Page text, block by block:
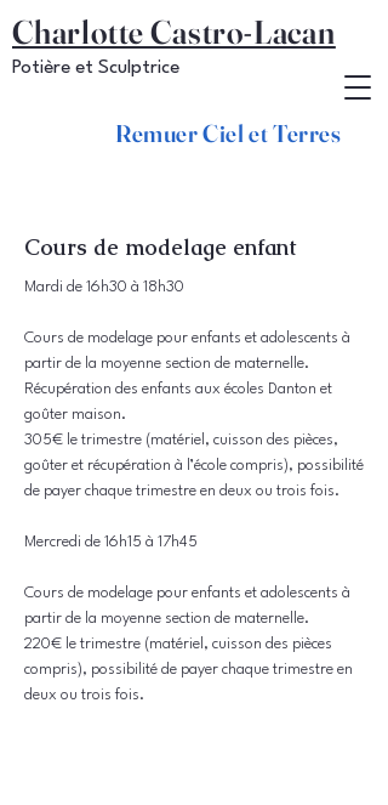
Remuer Ciel et Terres
Potière et Sculptrice
Charlotte Castro-Lacan
Cours de modelage enfant
Mardi de 16h30 à 18h30
Cours de modelage pour enfants et adolescents à
partir de la moyenne section de maternelle.
Récupération des enfants aux écoles Danton et
goûter maison.
305€ le trimestre (matériel, cuisson des pièces,
goûter et récupération à l’école compris), possibilité
de payer chaque trimestre en deux ou trois fois.
Mercredi de 16h15 à 17h45
Cours de modelage pour enfants et adolescents à
partir de la moyenne section de maternelle.
220€ le trimestre (matériel, cuisson des pièces
compris), possibilité de payer chaque trimestre en
deux ou trois fois.